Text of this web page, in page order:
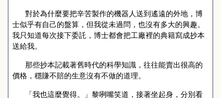
對於為什麼要把辛苦製作的機器人送到遙遠的外地，博
士似乎有自己的盤算，但我從未過問，也沒有多大的興趣。
我只知道每次接下委託，博士都會把工廠裡的典籍寫成抄本
送給我。
那些抄本記載著舊時代的科學知識，往往能賣出很高的
價格，穩賺不賠的生意沒有不做的道理。
「我也這麼覺得。」黎咧嘴笑道，接著坐起身，分別看